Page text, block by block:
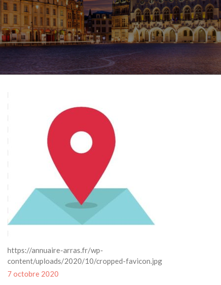
https://annuaire-arras.fr/wp-
content/uploads/2020/10/cropped-favicon.jpg
Posted
7 octobre 2020